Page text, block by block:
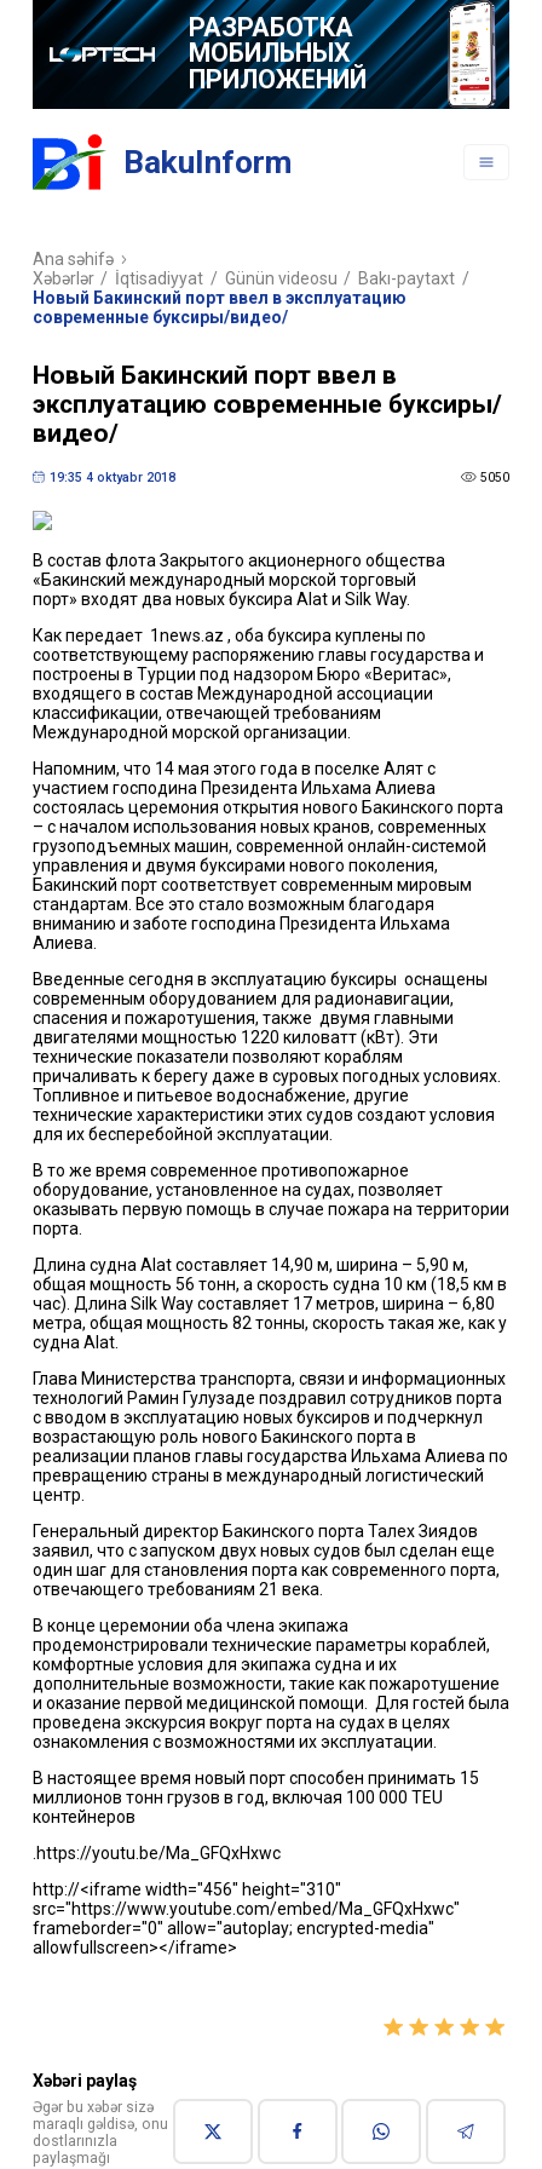
РАЗРАБОТКА
МОБИЛЬНЫХ
ПРИЛОЖЕНИЙ
BakuInform
Ana səhifə
Xəbərlər / İqtisadiyyat / Günün videosu / Bakı-paytaxt /
Новый Бакинский порт ввел в эксплуатацию
современные буксиры/видео/
Новый Бакинский порт ввел в
эксплуатацию современные буксиры/
видео/
19:35 4 oktyabr 2018 5050
В состав флота Закрытого акционерного общества
«Бакинский международный морской торговый
порт» входят два новых буксира Alat и Silk Way.
Как передает 1news.az , oба буксира куплены по
соответствующему распоряжению главы государства и
построены в Турции под надзором Бюро «Веритас»,
входящего в состав Международной ассоциации
классификации, отвечающей требованиям
Международной морской организации.
Напомним, что 14 мая этого года в поселке Алят с
участием господина Президента Ильхама Алиева
состоялась церемония открытия нового Бакинского порта
– с началом использования новых кранов, современных
грузоподъемных машин, современной онлайн-системой
управления и двумя буксирами нового поколения,
Бакинский порт соответствует современным мировым
стандартам. Все это стало возможным благодаря
вниманию и заботе господина Президента Ильхама
Алиева.
Введенные сегодня в эксплуатацию буксиры оснащены
современным оборудованием для радионавигации,
спасения и пожаротушения, также двумя главными
двигателями мощностью 1220 киловатт (кВт). Эти
технические показатели позволяют кораблям
причаливать к берегу даже в суровых погодных условиях.
Топливное и питьевое водоснабжение, другие
технические характеристики этих судов создают условия
для их бесперебойной эксплуатации.
В то же время современное противопожарное
оборудование, установленное на судах, позволяет
оказывать первую помощь в случае пожара на территории
порта.
Длина судна Alat составляет 14,90 м, ширина – 5,90 м,
общая мощность 56 тонн, а скорость судна 10 км (18,5 км в
час). Длина Silk Way составляет 17 метров, ширина – 6,80
метра, общая мощность 82 тонны, скорость такая же, как у
судна Alat.
Глава Министерства транспорта, связи и информационных
технологий Рамин Гулузаде поздравил сотрудников порта
с вводом в эксплуатацию новых буксиров и подчеркнул
возрастающую роль нового Бакинского порта в
реализации планов главы государства Ильхама Алиева по
превращению страны в международный логистический
центр.
Генеральный директор Бакинского порта Талех Зиядов
заявил, что с запуском двух новых судов был сделан еще
один шаг для становления порта как современного порта,
отвечающего требованиям 21 века.
В конце церемонии оба члена экипажа
продемонстрировали технические параметры кораблей,
комфортные условия для экипажа судна и их
дополнительные возможности, такие как пожаротушение
и оказание первой медицинской помощи. Для гостей была
проведена экскурсия вокруг порта на судах в целях
ознакомления с возможностями их эксплуатации.
В настоящее время новый порт способен принимать 15
миллионов тонн грузов в год, включая 100 000 TEU
контейнеров
https://youtu.be/Ma_GFQxHxwc
http://<iframe width="456" height="310"
src="https://www.youtube.com/embed/Ma_GFQxHxwc"
frameborder="0" allow="autoplay; encrypted-media"
allowfullscreen></iframe>
Xəbəri paylaş
Əgər bu xəbər sizə
maraqlı gəldisə, onu
dostlarınızla
paylaşmağı